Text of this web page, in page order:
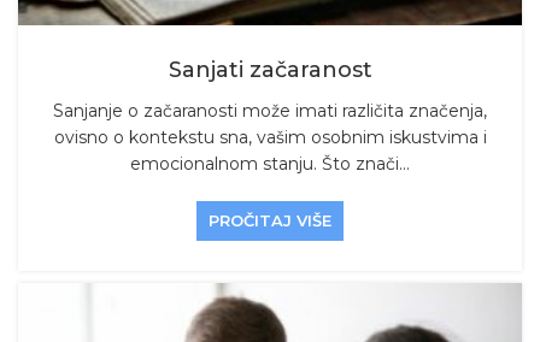
Sanjati začaranost
Sanjanje o začaranosti može imati različita značenja,
ovisno o kontekstu sna, vašim osobnim iskustvima i
emocionalnom stanju. Što znači...
PROČITAJ VIŠE